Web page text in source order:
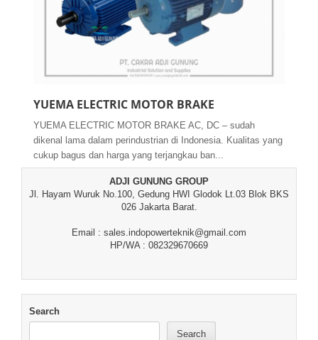
YUEMA ELECTRIC MOTOR BRAKE
YUEMA ELECTRIC MOTOR BRAKE AC, DC – sudah
dikenal lama dalam perindustrian di Indonesia. Kualitas yang
cukup bagus dan harga yang terjangkau ban...
ADJI GUNUNG GROUP
Jl. Hayam Wuruk No.100, Gedung HWI Glodok Lt.03 Blok BKS
026 Jakarta Barat.
Email : sales.indopowerteknik@gmail.com
HP/WA : 082329670669
Search
Search